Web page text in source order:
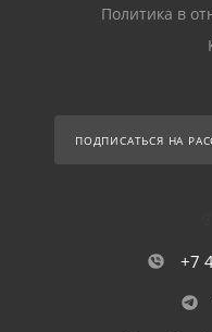
Политика в
ПОДПИСАТЬСЯ НА
+7